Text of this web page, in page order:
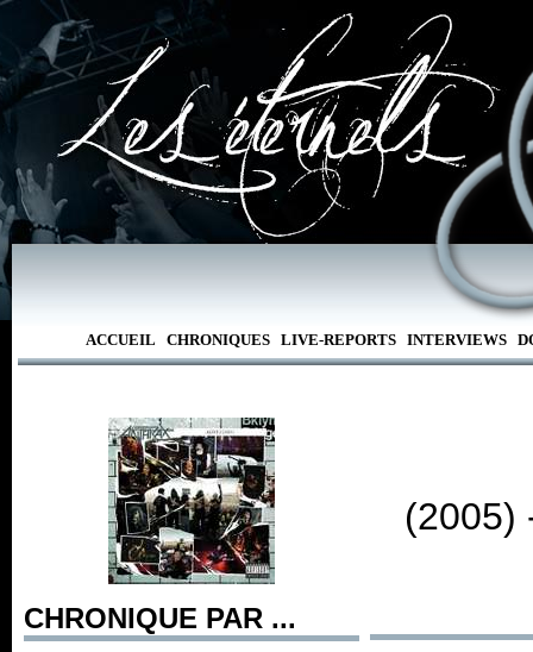
ACCUEIL CHRONIQUES LIVE-REPORTS INTERVIEWS
CHRONIQUE PAR ...